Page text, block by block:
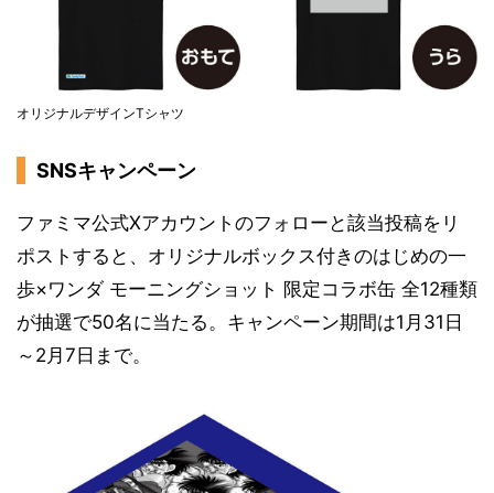
オリジナルデザインTシャツ
SNSキャンペーン
ファミマ公式Xアカウントのフォローと該当投稿をリ
ポストすると、オリジナルボックス付きのはじめの一
歩×ワンダ モーニングショット 限定コラボ缶 全12種類
が抽選で50名に当たる。キャンペーン期間は1月31日
～2月7日まで。